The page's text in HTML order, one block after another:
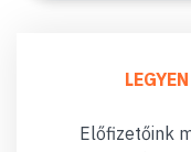
Előfizetőink